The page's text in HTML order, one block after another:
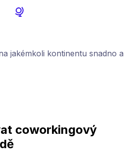
jakémkoli kontinentu snadno a
coworkingový